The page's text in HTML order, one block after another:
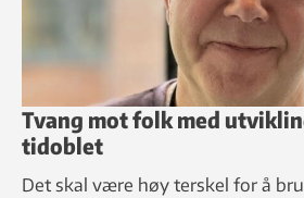
Tvang mot folk med
tidoblet
Det skal være høy terskel for å